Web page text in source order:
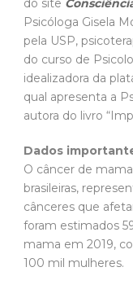
do site
Psicóloga Gisela
pela USP,
do curso de
idealizadora da
qual apresenta a
autora do livro
Dados
O câncer de
brasileiras,
cânceres que
foram estimados
mama em 2019,
100 mil mulheres.